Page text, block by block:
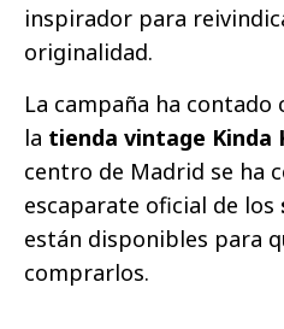
inspirador para
originalidad.
La campaña ha contado
la tienda vintage Kinda
centro de Madrid se ha
escaparate oficial de los
están disponibles para
comprarlos.